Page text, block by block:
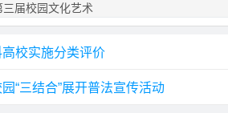
届校园文化艺术
校实施分类评价
“三结合”展开普法宣传活动